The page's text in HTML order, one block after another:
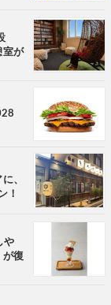
室が
、
！
や
が復